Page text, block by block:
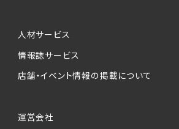
人材サービス
情報誌サービス
店舗・イベント情報の掲載について
運営会社